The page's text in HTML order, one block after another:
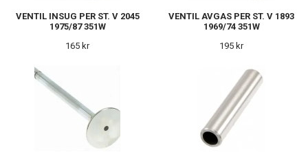
VENTIL INSUG PER ST. V 2045
1975/87 351W
165 kr
VENTIL AVGAS PER ST. V 1893
1969/74 351W
195 kr